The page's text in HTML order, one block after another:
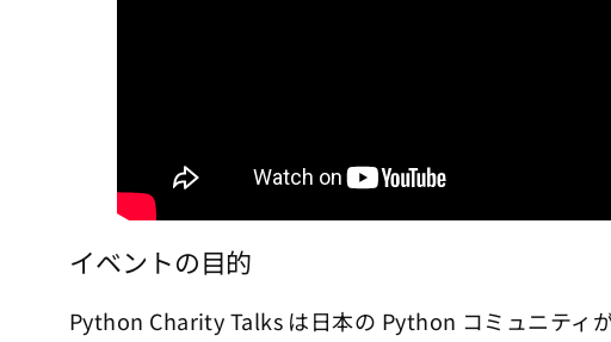
イベントの目的
Python Charity Talks は日本の Python コミュニティ